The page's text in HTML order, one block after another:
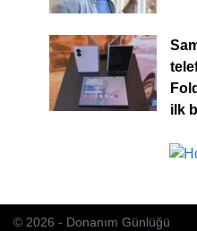
ilk
© 2026 - Donanım Günlüğü